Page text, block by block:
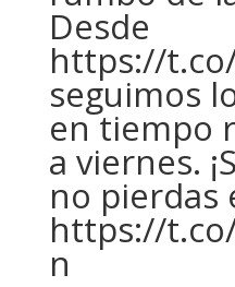
Desde
https://
seguimos
en tiempo
a viernes.
no pierdas
https://
n